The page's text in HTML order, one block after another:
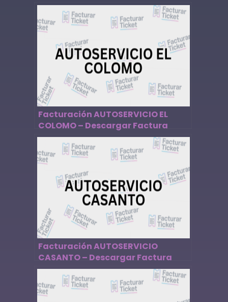
Facturación AUTOSERVICIO EL
COLOMO – Descargar Factura
Facturación AUTOSERVICIO
CASANTO – Descargar Factura